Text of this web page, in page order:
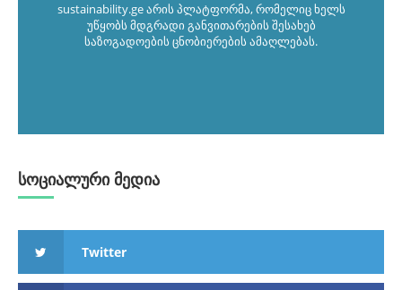
sustainability.ge არის პლატფორმა, რომელიც ხელს
უწყობს მდგრადი განვითარების შესახებ
საზოგადოების ცნობიერების ამაღლებას.
სოციალური მედია
Twitter